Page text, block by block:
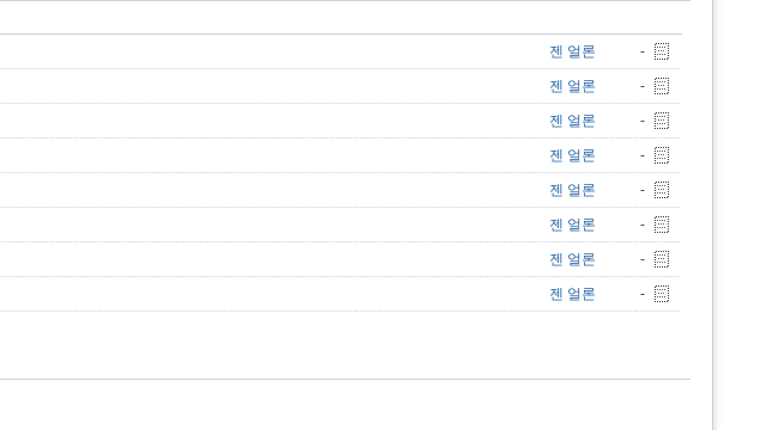
젠 얼론 -
젠 얼론 -
젠 얼론 -
젠 얼론 -
젠 얼론 -
젠 얼론 -
젠 얼론 -
젠 얼론 -